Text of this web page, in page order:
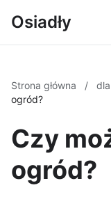
Osiadły
Strona główna /
ogród?
Czy
ogród?